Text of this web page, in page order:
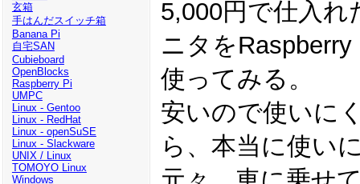
玄箱
手はんだスイッチ箱
Banana Pi
自宅SAN
Cubieboard
OpenBlocks
Raspberry Pi
UMPC
Linux - Gentoo
Linux - RedHat
Linux - openSuSE
Linux - Slackware
UNIX / Linux
TOMOYO Linux
Windows
5,000円で仕入れ
ニタを
使ってみる。
安いので使いに
ら、本当に使い